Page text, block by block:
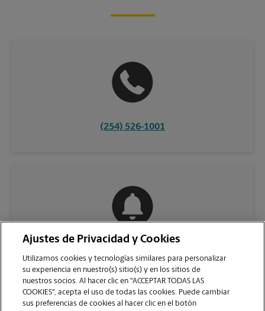
(254) 526-1001
Ajustes de Privacidad y Cookies
Utilizamos cookies y tecnologías similares para personalizar
su experiencia en nuestro(s) sitio(s) y en los sitios de
nuestros socios. Al hacer clic en "ACCEPTAR TODAS LAS
COOKIES", acepta el uso de todas las cookies. Puede cambiar
sus preferencias de cookies al hacer clic en el botón